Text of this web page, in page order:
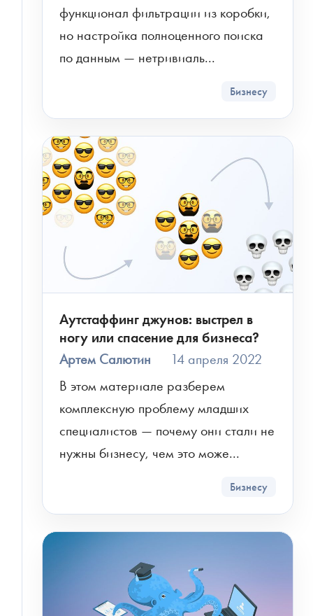
функционал фильтрации из коробки,
но настройка полноценного поиска
по данным — нетривиаль...
Бизнесу
Аутстаффинг джунов: выстрел в
ногу или спасение для бизнеса?
Артем Салютин
14 апреля 2022
В этом материале разберем
комплексную проблему младших
специалистов — почему они стали не
нужны бизнесу, чем это може...
Бизнесу